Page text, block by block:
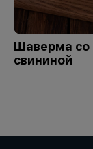
Шаверма со
свининой